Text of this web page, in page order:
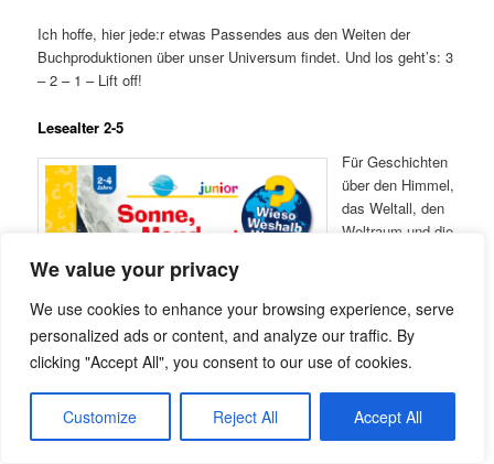
We value your privacy
We use cookies to enhance your browsing experience, serve
personalized ads or content, and analyze our traffic. By
clicking "Accept All", you consent to our use of cookies.
Customize Reject All Accept All
Ich hoffe, hier jede:r etwas Passendes aus den Weiten der
Buchproduktionen über unser Universum findet. Und los geht’s: 3
– 2 – 1 – Lift off!
Lesealter 2-5
Für Geschichten
über den Himmel,
das Weltall, den
Weltraum und die
So gibt es die
ersten
Pappbilderbücher
bereits für Zwei-
bis Vierjährige.
InSonne, Mond
und Sternefängt